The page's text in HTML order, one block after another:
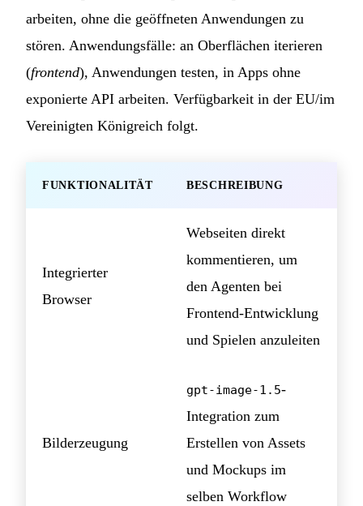
arbeiten, ohne die geöffneten Anwendungen zu
stören. Anwendungsfälle: an Oberflächen iterieren
(frontend), Anwendungen testen, in Apps ohne
exponierte API arbeiten. Verfügbarkeit in der EU/im
Vereinigten Königreich folgt.
FUNKTIONALITÄT BESCHREIBUNG
Integrierter
Browser
Webseiten direkt
kommentieren, um
den Agenten bei
Frontend-Entwicklung
und Spielen anzuleiten
Bilderzeugung
gpt-image-1.5-
Integration zum
Erstellen von Assets
und Mockups im
selben Workflow